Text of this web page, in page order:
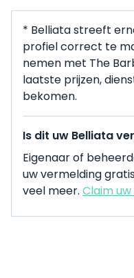
* Belliata streeft
profiel correct te
nemen met The
laatste prijzen,
bekomen.
Is dit uw Belliata
Eigenaar of
uw vermelding
veel meer. Claim